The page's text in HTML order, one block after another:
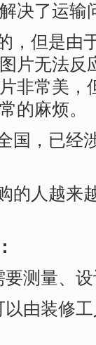
决了运输
，但是由
片无法反
非常美，
的麻烦。
国，已经
的人越来
测量、
由装修